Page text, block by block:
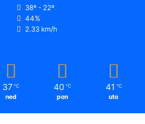
38º - 22º
44%
2.33 km/h
37 ℃
ned
40 ℃
pon
41 ℃
uto